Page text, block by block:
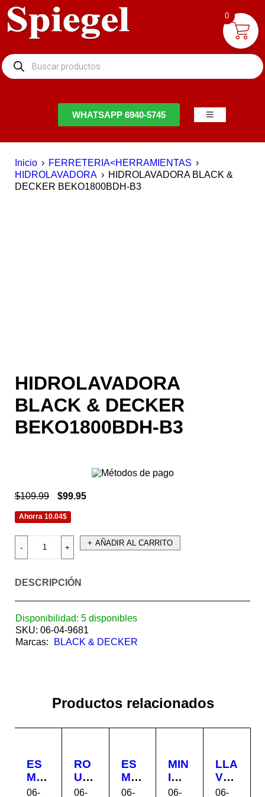
WHATSAPP 6940-5745
Inicio › FERRETERIA<HERRAMIENTAS ›
HIDROLAVADORA › HIDROLAVADORA BLACK &
DECKER BEKO1800BDH-B3
HIDROLAVADORA
BLACK & DECKER
BEKO1800BDH-B3
$109.99 $99.95
Ahorra 10.04$
AÑADIR AL CARRITO
DESCRIPCIÓN
Disponibilidad: 5 disponibles
SKU: 06-04-9681
Marcas:
BLACK & DECKER
Productos relacionados
ES
ME
RIL
06-
RO
UT
ER
06-
ES
ME
RIL
06-
MIN
I
MO
06-
LLA
VE
IMP
06-
0